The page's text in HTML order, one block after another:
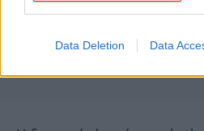
Data Deletion Data